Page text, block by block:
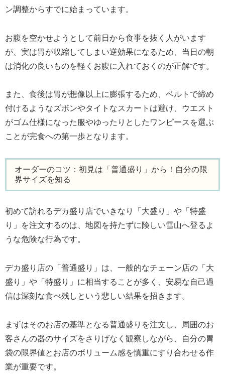
ン調整からすでに始まっています。
お腹を空かせようとして前日から食事を抜く人がいます
が、実は胃が収縮してしまい逆効果になるため、当日の朝
は消化の良いものを軽くお腹に入れておくのが正解です。
また、食後は胃が想像以上に膨張するため、ベルトで締め
付けるようなズボンやタイトなスカートは避け、ウエスト
がゴム仕様になった服やゆったりとしたワンピースを選ぶ
ことが完食への第一歩となります。
オーダーのコツ：初見は「普通盛り」から！自分の限
界サイズを知る
初めて訪れるデカ盛り店でいきなり「大盛り」や「特盛
り」を注文するのは、地図を持たずに険しい雪山へ登るよ
うな危険な行為です。
デカ盛り店の「普通盛り」は、一般的なチェーン店の「大
盛り」や「特盛り」に相当することが多く、安易な自己過
信は深刻な食べ残しという悲しい結果を招きます。
まずはそのお店の基準となる普通盛りを注文し、周囲のお
客さんの器のサイズをさりげなく観察しながら、自分の胃
袋の限界値とお店のボリューム感を慎重にすり合わせる作
業が重要です。